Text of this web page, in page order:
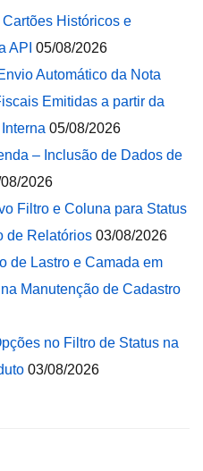
Históricos e
API 05/08/2026
Automático da Nota
Emitidas a partir da
05/08/2026
– Inclusão de Dados de
2026
Filtro e Coluna para Status
de Relatórios 03/08/2026
de Lastro e Camada em
Manutenção de Cadastro
no Filtro de Status na
03/08/2026